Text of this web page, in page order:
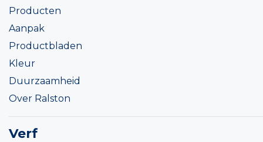
Producten
Aanpak
Productbladen
Kleur
Duurzaamheid
Over Ralston
Verf